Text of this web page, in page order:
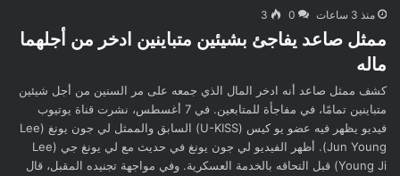
منذ 3 ساعات 0
3
ممثل صاعد يفاجئ بشيئين متباينين ادخر من أجلهما
ماله
كشف ممثل صاعد أنه ادخر المال الذي جمعه على مر السنين من أجل شيئين
متباينين تمامًا، في مفاجأة للمتابعين. في 7 أغسطس، نشرت قناة يوتيوب
فيديو يظهر فيه عضو يو كيس (U-KISS) السابق والممثل لي جون يونغ (Lee
Jun Young). أظهر الفيديو لي جون يونغ في حديث مع لي يونغ جي (Lee
Young Ji) قبل التحاقه بالخدمة العسكرية. وفي مواجهة تجنيده المقبل، قال